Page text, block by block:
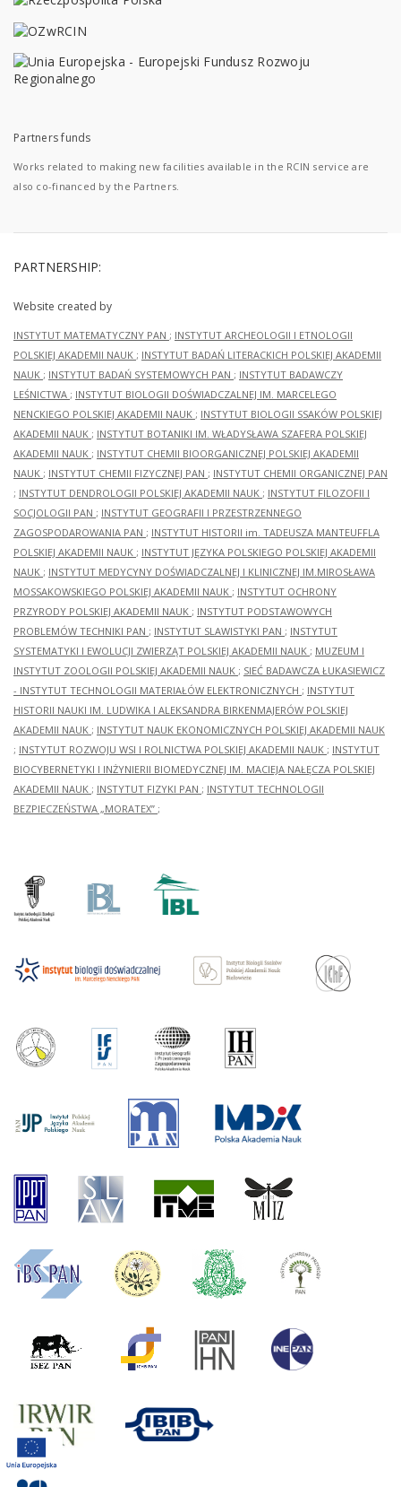
Partners funds
Works related to making new facilities available in the RCIN service are
also co-financed by the Partners.
PARTNERSHIP:
Website created by
INSTYTUT MATEMATYCZNY PAN ; INSTYTUT ARCHEOLOGII I ETNOLOGII
POLSKIEJ AKADEMII NAUK ; INSTYTUT BADAŃ LITERACKICH POLSKIEJ AKADEMII
NAUK ; INSTYTUT BADAŃ SYSTEMOWYCH PAN ; INSTYTUT BADAWCZY
LEŚNICTWA ; INSTYTUT BIOLOGII DOŚWIADCZALNEJ IM. MARCELEGO
NENCKIEGO POLSKIEJ AKADEMII NAUK ; INSTYTUT BIOLOGII SSAKÓW POLSKIEJ
AKADEMII NAUK ; INSTYTUT BOTANIKI IM. WŁADYSŁAWA SZAFERA POLSKIEJ
AKADEMII NAUK ; INSTYTUT CHEMII BIOORGANICZNEJ POLSKIEJ AKADEMII
NAUK ; INSTYTUT CHEMII FIZYCZNEJ PAN ; INSTYTUT CHEMII ORGANICZNEJ PAN
; INSTYTUT DENDROLOGII POLSKIEJ AKADEMII NAUK ; INSTYTUT FILOZOFII I
SOCJOLOGII PAN ; INSTYTUT GEOGRAFII I PRZESTRZENNEGO
ZAGOSPODAROWANIA PAN ; INSTYTUT HISTORII im. TADEUSZA MANTEUFFLA
POLSKIEJ AKADEMII NAUK ; INSTYTUT JĘZYKA POLSKIEGO POLSKIEJ AKADEMII
NAUK ; INSTYTUT MEDYCYNY DOŚWIADCZALNEJ I KLINICZNEJ IM.MIROSŁAWA
MOSSAKOWSKIEGO POLSKIEJ AKADEMII NAUK ; INSTYTUT OCHRONY
PRZYRODY POLSKIEJ AKADEMII NAUK ; INSTYTUT PODSTAWOWYCH
PROBLEMÓW TECHNIKI PAN ; INSTYTUT SLAWISTYKI PAN ; INSTYTUT
SYSTEMATYKI I EWOLUCJI ZWIERZĄT POLSKIEJ AKADEMII NAUK ; MUZEUM I
INSTYTUT ZOOLOGII POLSKIEJ AKADEMII NAUK ; SIEĆ BADAWCZA ŁUKASIEWICZ
- INSTYTUT TECHNOLOGII MATERIAŁÓW ELEKTRONICZNYCH ; INSTYTUT
HISTORII NAUKI IM. LUDWIKA I ALEKSANDRA BIRKENMAJERÓW POLSKIEJ
AKADEMII NAUK ; INSTYTUT NAUK EKONOMICZNYCH POLSKIEJ AKADEMII NAUK
; INSTYTUT ROZWOJU WSI I ROLNICTWA POLSKIEJ AKADEMII NAUK ; INSTYTUT
BIOCYBERNETYKI I INŻYNIERII BIOMEDYCZNEJ IM. MACIEJA NAŁĘCZA POLSKIEJ
AKADEMII NAUK ; INSTYTUT FIZYKI PAN ; INSTYTUT TECHNOLOGII
BEZPIECZEŃSTWA „MORATEX” ;